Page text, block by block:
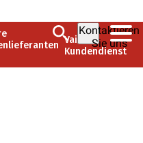
Kontaktieren
Sie uns
Vaillant
Kundendienst